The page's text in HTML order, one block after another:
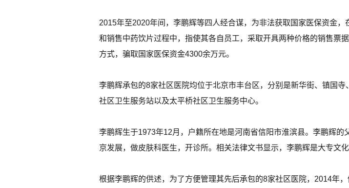
2015年至2020年间，李鹏辉等四人经合谋，为非法获取国家医保资金
和销售中药饮片过程中，指使其各自员工，采取开具两种价格的销售票
方式，骗取国家医保资金4300余万元。
李鹏辉承包的8家社区医院均位于北京市丰台区，分别是新华街、镇国
社区卫生服务站以及太平桥社区卫生服务中心。
李鹏辉生于1973年12月，户籍所在地是河南省信阳市淮滨县。李鹏辉
京发展，做皮肤科医生，开诊所。相关法律文书显示，李鹏辉是大专文化
根据李鹏辉的供述，为了方便管理其先后承包的8家社区医院，2014年